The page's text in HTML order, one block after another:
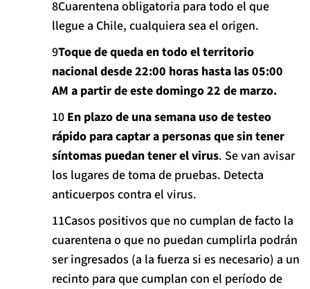
Cuarentena obligatoria para todo el que
llegue a Chile, cualquiera sea el origen.
Toque de queda en todo el territorio
nacional desde 22:00 horas hasta las 05:00
AM a partir de este domingo 22 de marzo.
En plazo de una semana uso de testeo
rápido para captar a personas que sin tener
síntomas puedan tener el virus. Se van avisar
los lugares de toma de pruebas. Detecta
anticuerpos contra el virus.
Casos positivos que no cumplan de facto la
cuarentena o que no puedan cumplirla podrán
ser ingresados (a la fuerza si es necesario) a un
recinto para que cumplan con el período de